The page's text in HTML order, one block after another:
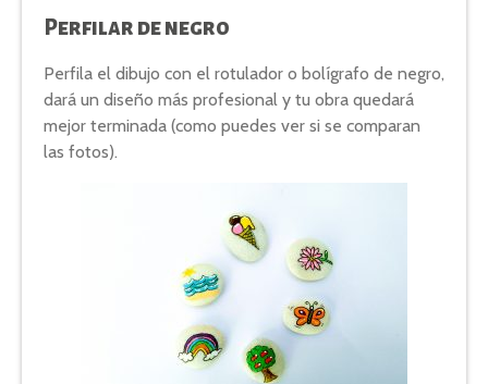
Perfilar de negro
Perfila el dibujo con el rotulador o bolígrafo de negro,
dará un diseño más profesional y tu obra quedará
mejor terminada (como puedes ver si se comparan
las fotos).